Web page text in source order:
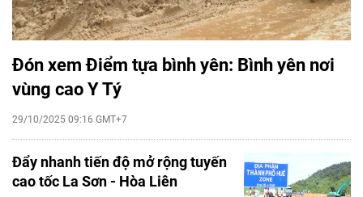
Đón xem Điểm tựa bình yên: Bình yên nơi
vùng cao Y Tý
29/10/2025 09:16 GMT+7
Đẩy nhanh tiến độ mở rộng tuyến
cao tốc La Sơn - Hòa Liên